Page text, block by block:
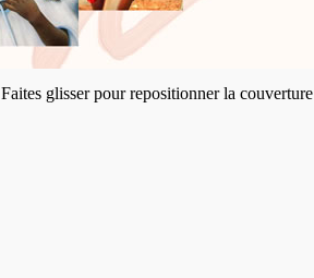
Faites glisser pour repositionner la couverture